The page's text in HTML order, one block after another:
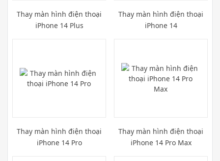
Thay màn hình điện thoại
iPhone 14 Plus
Thay màn hình điện thoại
iPhone 14
Thay màn hình điện thoại
iPhone 14 Pro
Thay màn hình điện thoại
iPhone 14 Pro Max